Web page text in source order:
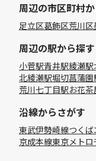
周辺の市区町村
足立区葛飾区荒川区
周辺の駅から探す
小菅駅青井駅綾瀬駅
北綾瀬駅堀切菖蒲園
荒川七丁目駅お花茶
沿線からさがす
東武伊勢崎線つく
京成本線東京メト